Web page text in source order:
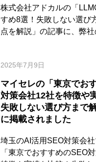
株式会社アドカルの「
すめ8選！失敗しない選び
点を解説」の記事に、弊
介いただきました。 失敗し
策会社の選び方も解説して
細は以下をご参考ください
会社おすすめ...
2025年7月9日
マイセレの「東京でお
対策会社12社を特徴や
失敗しない選び方まで
に掲載されました
埼玉のAI活用SEO対策会
「東京でおすすめのSEO